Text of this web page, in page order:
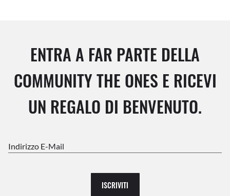
ENTRA A FAR PARTE DELLA
COMMUNITY THE ONES E RICEVI
UN REGALO DI BENVENUTO.
Indirizzo E-Mail
ISCRIVITI